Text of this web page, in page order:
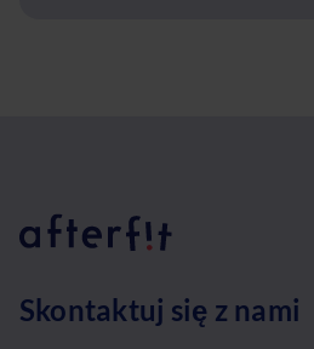
Skontaktuj się z nami